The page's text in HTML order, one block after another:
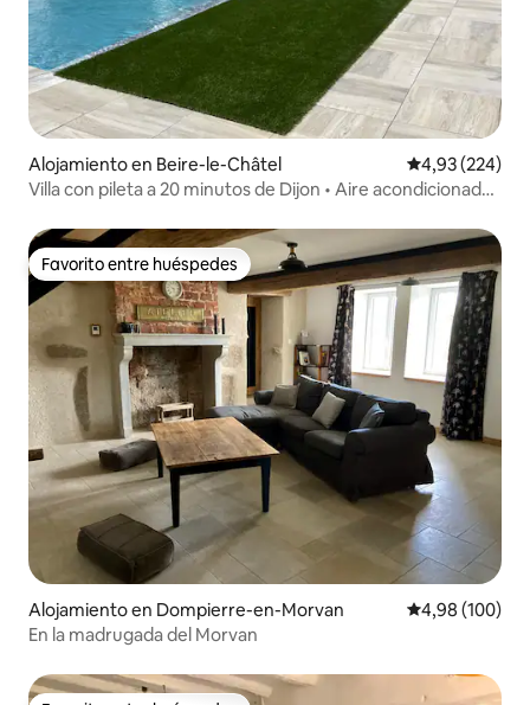
Alojamiento en Beire-le-Châtel Calificación
4,93 (224)
Villa con pileta a 20 minutos de Dijon • Aire acondicionado
Favorito entre huéspedes
Favorito entre huéspedes
Alojamiento en Dompierre-en-Morvan Calificación
4,98 (100)
En la madrugada del Morvan